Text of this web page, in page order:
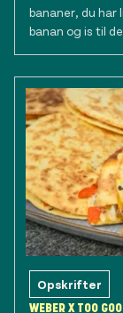
bananer, du har
banan og is til
Opskrifter
WEBER X TOO